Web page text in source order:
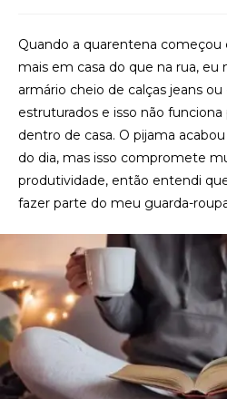
Quando a quarentena começou
mais em casa do que na rua,
armário cheio de calças jeans
estruturados e isso não funciona
dentro de casa. O pijama
do dia, mas isso compromete
produtividade, então entendi
fazer parte do meu guarda-